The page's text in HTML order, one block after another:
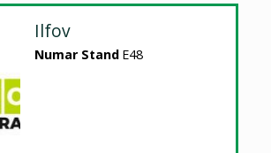
Ilfov
Numar Stand E48